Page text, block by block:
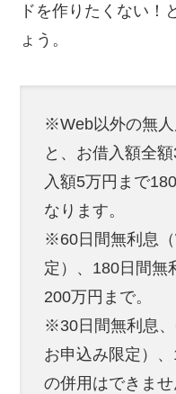
ドを作りたくない！
ょう。
※Web以外の無
と、お借入額全
入額5万円まで
なります。
※60日間無利息
定）、180日間無
200万円まで。
※30日間無利息
お申込み限定）
の併用はできませ